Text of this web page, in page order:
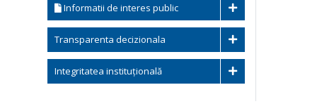
Informatii de interes public
Transparenta decizionala
Integritatea instituțională